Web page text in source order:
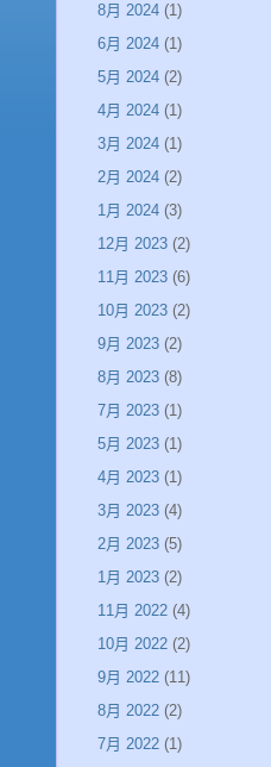
8月 2024 (1)
6月 2024 (1)
5月 2024 (2)
4月 2024 (1)
3月 2024 (1)
2月 2024 (2)
1月 2024 (3)
12月 2023 (2)
11月 2023 (6)
10月 2023 (2)
9月 2023 (2)
8月 2023 (8)
7月 2023 (1)
5月 2023 (1)
4月 2023 (1)
3月 2023 (4)
2月 2023 (5)
1月 2023 (2)
11月 2022 (4)
10月 2022 (2)
9月 2022 (11)
8月 2022 (2)
7月 2022 (1)